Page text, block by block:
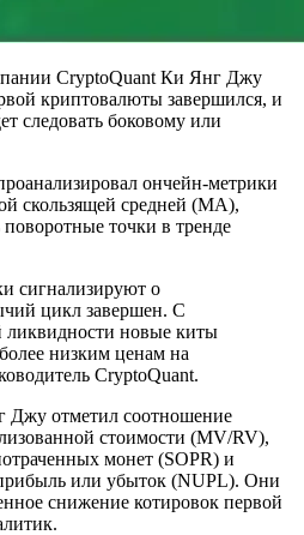
CryptoQuant Ки Янг Джу
криптовалюты завершился, и
следовать боковому или
ончейн-метрики
скользящей средней (МА),
поворотные точки в тренде
сигнализируют о
цикл завершен. С
новые киты
низким ценам на
CryptoQuant.
Джу отметил соотношение
стоимости (MV/RV),
монет (SOPR) и
или убыток (NUPL). Они
снижение котировок первой